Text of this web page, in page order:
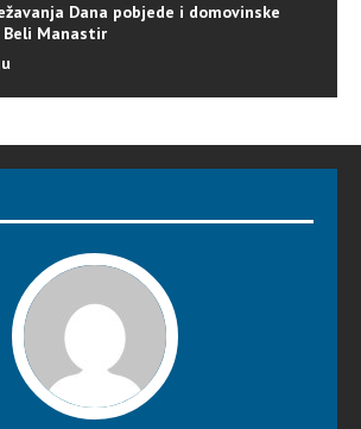
Dana pobjede i domovinske
Manastir